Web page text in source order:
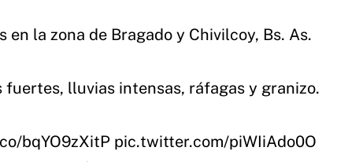
en la zona de Bragado y Chivilcoy, Bs. As.
lluvias intensas, ráfagas y granizo.
bqYO9zXitP pic.twitter.com/piWIiAdo0O